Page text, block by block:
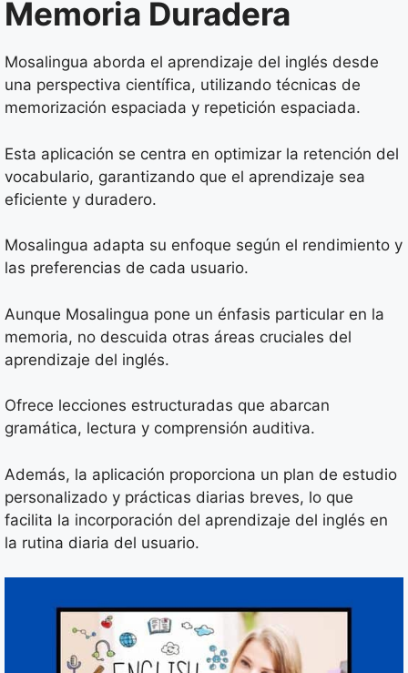
Memoria Duradera
Mosalingua aborda el aprendizaje del inglés desde
una perspectiva científica, utilizando técnicas de
memorización espaciada y repetición espaciada.
Esta aplicación se centra en optimizar la retención del
vocabulario, garantizando que el aprendizaje sea
eficiente y duradero.
Mosalingua adapta su enfoque según el rendimiento y
las preferencias de cada usuario.
Aunque Mosalingua pone un énfasis particular en la
memoria, no descuida otras áreas cruciales del
aprendizaje del inglés.
Ofrece lecciones estructuradas que abarcan
gramática, lectura y comprensión auditiva.
Además, la aplicación proporciona un plan de estudio
personalizado y prácticas diarias breves, lo que
facilita la incorporación del aprendizaje del inglés en
la rutina diaria del usuario.